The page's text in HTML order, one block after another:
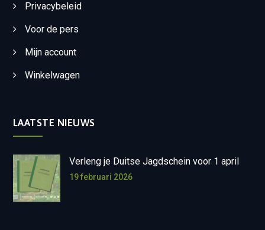
Privacybeleid
Voor de pers
Mijn account
Winkelwagen
LAATSTE NIEUWS
Verleng je Duitse Jagdschein voor 1 april
19 februari 2026